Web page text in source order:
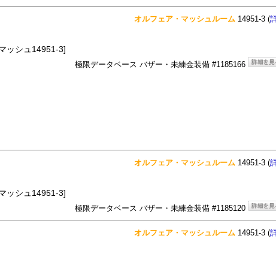
オルフェア・マッシュルーム 14951-3 (
ッシュ14951-3]
極限データベース バザー・未練金装備 #1185166
オルフェア・マッシュルーム 14951-3 (
ッシュ14951-3]
極限データベース バザー・未練金装備 #1185120
オルフェア・マッシュルーム 14951-3 (